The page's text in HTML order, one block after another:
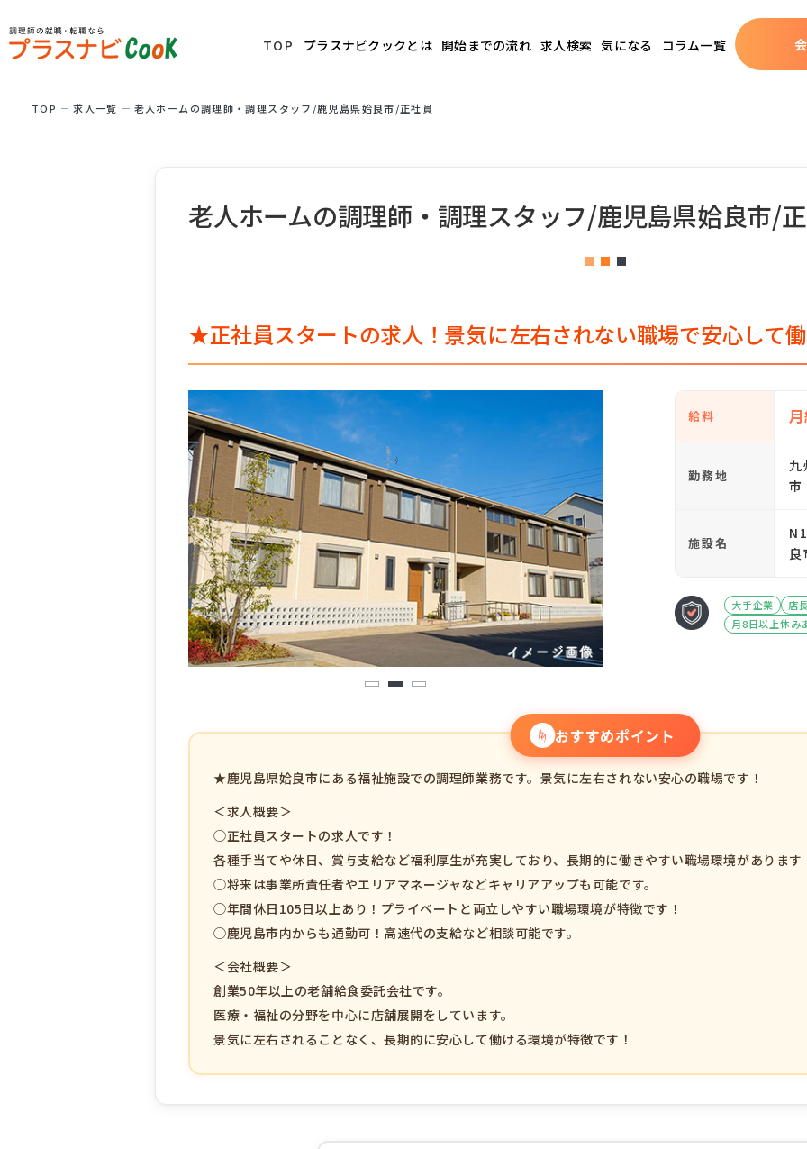
TOP プラスナビクックとは 開始までの流れ 求人検索 気になる コラム一覧
TOP 求⼈⼀覧 老人ホームの調理師・調理スタッフ/鹿児島県姶良市/正社員
老人ホームの調理師・調理スタッフ/鹿児島県姶良市/
★正社員スタートの求人！景気に左右されない職場で安心して
1 2 3
給料
勤務地
市
施設名
大手企業
店
月8日以上休み
☝ おすすめポイント
★鹿児島県姶良市にある福祉施設での調理師業務です。景気に左右されない安心の職場です！
＜求人概要＞
◯正社員スタートの求人です！
各種手当てや休日、賞与支給など福利厚生が充実しており、長期的に働きやすい職場環境があります
◯将来は事業所責任者やエリアマネージャなどキャリアアップも可能です。
◯年間休日105日以上あり！プライベートと両立しやすい職場環境が特徴です！
◯鹿児島市内からも通勤可！高速代の支給など相談可能です。
＜会社概要＞
創業50年以上の老舗給食委託会社です。
医療・福祉の分野を中心に店舗展開をしています。
景気に左右されることなく、長期的に安心して働ける環境が特徴です！